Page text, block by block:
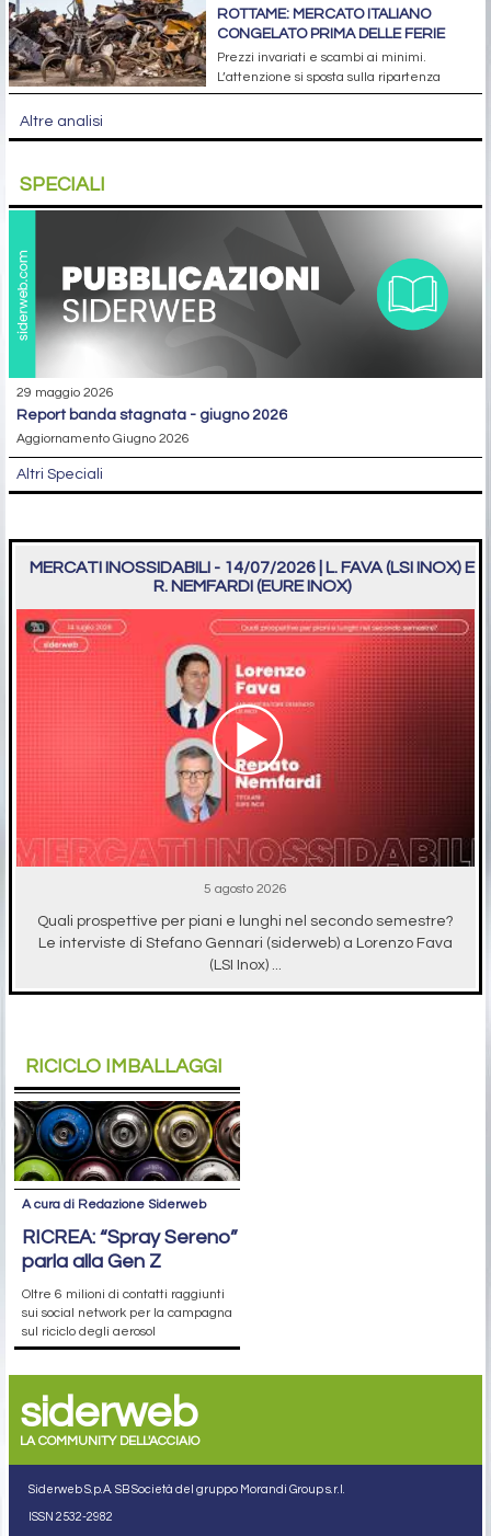
ROTTAME: MERCATO ITALIANO
CONGELATO PRIMA DELLE FERIE
Prezzi invariati e scambi ai minimi.
L’attenzione si sposta sulla ripartenza
Altre analisi
SPECIALI
29 maggio 2026
report banda stagnata - giugno 2026
Aggiornamento Giugno 2026
Altri Speciali
MERCATI INOSSIDABILI - 14/07/2026 | L. FAVA (LSI INOX) E
R. NEMFARDI (EURE INOX)
5 agosto 2026
Quali prospettive per piani e lunghi nel secondo semestre?
Le interviste di Stefano Gennari (siderweb) a Lorenzo Fava
(LSI Inox) ...
RICICLO IMBALLAGGI
A cura di Redazione Siderweb
RICREA: “Spray Sereno”
parla alla Gen Z
Oltre 6 milioni di contatti raggiunti
sui social network per la campagna
sul riciclo degli aerosol
siderweb
LA COMMUNITY DELL'ACCIAIO
Siderweb S.p.A. SB Società del gruppo Morandi Group s.r.l.
ISSN 2532-2982